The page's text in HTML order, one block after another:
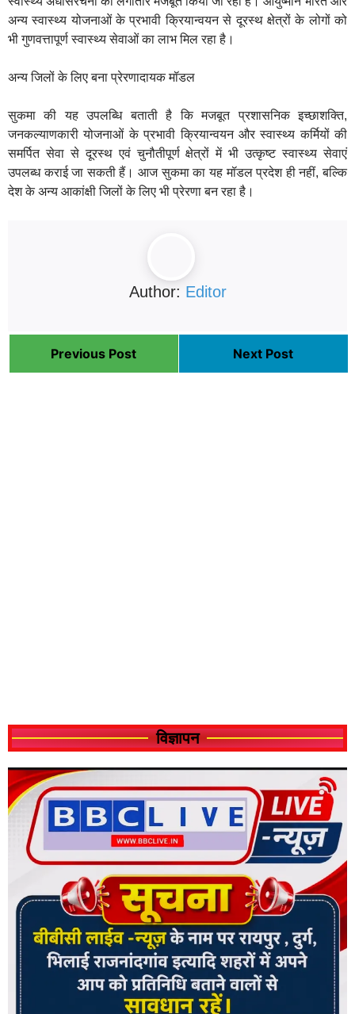
अन्य स्वास्थ्य योजनाओं के प्रभावी क्रियान्वयन से दूरस्थ क्षेत्रों के लोगों को
भी गुणवत्तापूर्ण स्वास्थ्य सेवाओं का लाभ मिल रहा है।
अन्य जिलों के लिए बना प्रेरणादायक मॉडल
सुकमा की यह उपलब्धि बताती है कि मजबूत प्रशासनिक इच्छाशक्ति,
जनकल्याणकारी योजनाओं के प्रभावी क्रियान्वयन और स्वास्थ्य कर्मियों की
समर्पित सेवा से दूरस्थ एवं चुनौतीपूर्ण क्षेत्रों में भी उत्कृष्ट स्वास्थ्य सेवाएं
उपलब्ध कराई जा सकती हैं। आज सुकमा का यह मॉडल प्रदेश ही नहीं, बल्कि
देश के अन्य आकांक्षी जिलों के लिए भी प्रेरणा बन रहा है।
Author: Editor
Previous Post Next Post
विज्ञापन